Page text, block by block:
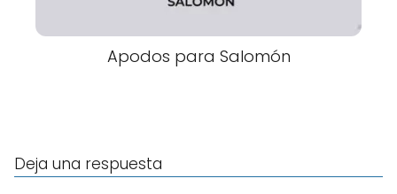
Apodos para Salomón
Deja una respuesta